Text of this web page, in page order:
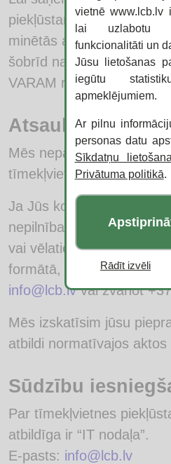
piekļūstams, citā
minētās alternatīvas.Lai
šobrīd nav piekļūstams,
VARAM rakstot
Atsauksmēm un
Mēs nepārtraukti
tīmekļvietnes
Ja Jūs konstatējat kādas
nepilnības, kas nav
vai vēlaties saņemt
formātā, sazinieties ar
info@lcb.lvvai zvanot
Mēs izskatīsim jūsu
atbildi normatīvajos
Sūdzību
Par tīmekļvietnes
atbildīga ir “IT nodaļa”.
E-pasts: info@lcb.lv
vietnē www.lcb.lv
lai uzlabotu
funkcionalitāti un
Jūsu lietošanas
iegūtu
apmeklējumiem.
Ar pilnu
personas datu
Sīkdatņu
Privātuma politikā.
Rādīt izvēli